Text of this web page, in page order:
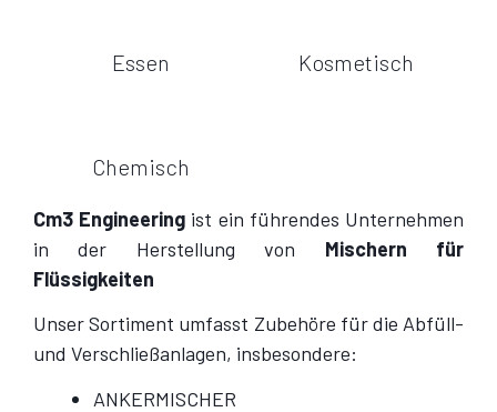
Essen Kosmetisch
Chemisch
Cm3 Engineering ist ein führendes Unternehmen
in der Herstellung von Mischern für
Flüssigkeiten
Unser Sortiment umfasst Zubehöre für die Abfüll-
und Verschließanlagen, insbesondere:
ANKERMISCHER